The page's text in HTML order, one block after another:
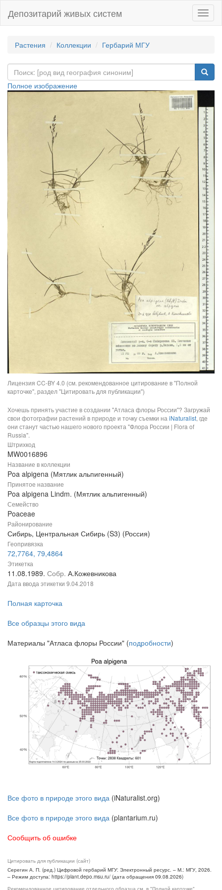
Депозитарий живых систем
Растения Коллекции Гербарий МГУ
Полное изображение
Лицензия CC-BY 4.0 (см. рекомендованное цитирование в "Полной
карточке", раздел "Цитировать для публикации")
Хочешь принять участие в создании "Атласа флоры России"? Загружай
свои фотографии растений в природе и точку съемки на iNaturalist, где
они станут частью нашего нового проекта "Флора России | Flora of
Russia".
Штрихкод
MW0016896
Название в коллекции
Poa alpigena (Мятлик альпигенный)
Принятое название
Poa alpigena Lindm. (Мятлик альпигенный)
Семейство
Poaceae
Районирование
Сибирь, Центральная Сибирь (S3) (Россия)
Геопривязка
72,7764, 79,4864
Этикетка
11.08.1989. Собр. А.Кожевникова
Дата ввода этикетки 9.04.2018
Полная карточка
Все образцы этого вида
Материалы "Атласа флоры России" (подробности)
Все фото в природе этого вида (iNaturalist.org)
Все фото в природе этого вида (plantarium.ru)
Сообщить об ошибке
Цитировать для публикации (сайт)
Серегин А. П. (ред.) Цифровой гербарий МГУ: Электронный ресурс. – М.: МГУ, 2026.
– Режим доступа: https://plant.depo.msu.ru/ (дата обращения 09.08.2026)
Рекомендованное цитирование отдельного образца см. в "Полной карточке",